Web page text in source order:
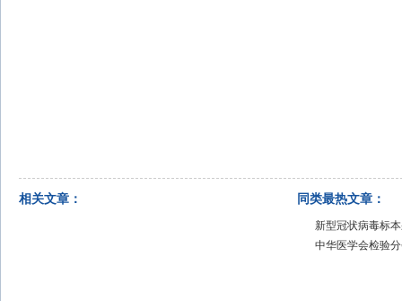
相关文章： 同类最热文章：
新型冠状病毒标
中华医学会检验